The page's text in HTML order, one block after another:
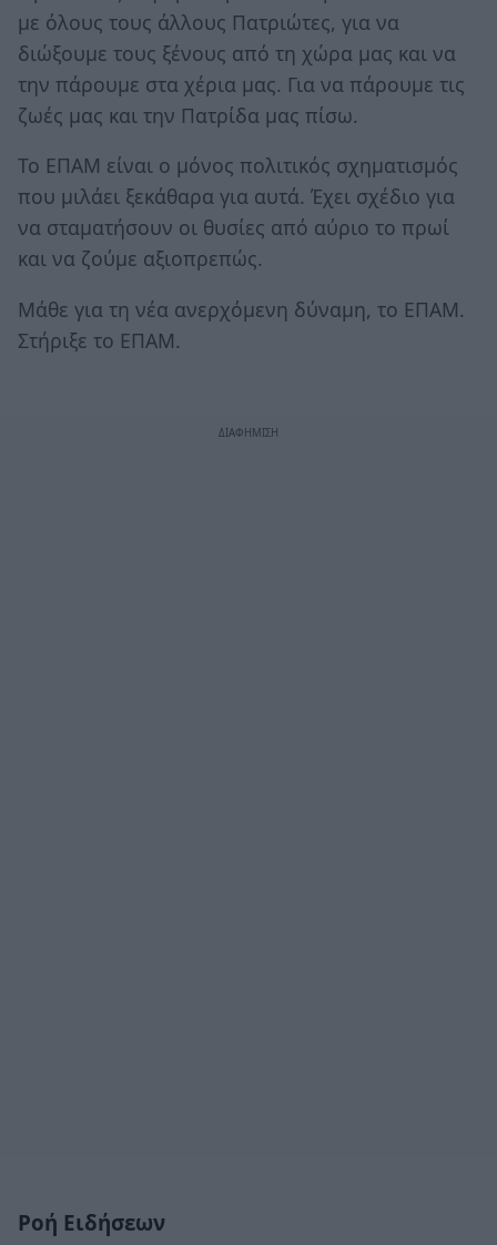
με όλους τους άλλους Πατριώτες, για να
διώξουμε τους ξένους από τη χώρα μας και να
την πάρουμε στα χέρια μας. Για να πάρουμε τις
ζωές μας και την Πατρίδα μας πίσω.
Το ΕΠΑΜ είναι ο μόνος πολιτικός σχηματισμός
που μιλάει ξεκάθαρα για αυτά. Έχει σχέδιο για
να σταματήσουν οι θυσίες από αύριο το πρωί
και να ζούμε αξιοπρεπώς.
Μάθε για τη νέα ανερχόμενη δύναμη, το ΕΠΑΜ.
Στήριξε το ΕΠΑΜ.
Ροή Ειδήσεων